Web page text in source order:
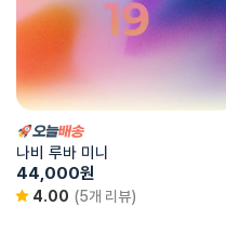
나비 루바 미니
44,000원
4.00 (5개 리뷰)